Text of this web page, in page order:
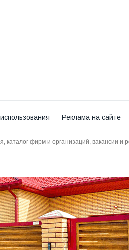
Реклама на сайте
каталог фирм и организаций, вакансии